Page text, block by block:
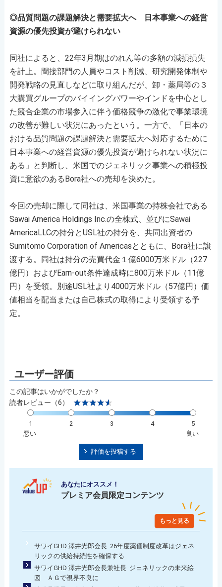
◎品質問題の課題解決と需要拡大へ 日本事業への経営
資源の優先投資が避けられない
同社によると、22年3月期はのれん等の多額の減損損失
を計上。間接部門の人員やコスト削減、研究開発体制や
開発戦略の見直しなどに取り組んだが、卸・薬局等の３
大購買グループのバイイングパワーやインドを中心とし
た競合企業の市場参入に伴う価格競争の激化で事業環境
の改善が難しい状況にあったという。一方で、「日本の
おける品質問題の課題解決と需要拡大へ対応するために
日本事業への経営資源の優先投資が避けられない状況に
ある」と判断し、米国でのジェネリック事業への積極投
資に意欲のあるBora社への売却を決めた。
今回の売却に際して同社は、米国事業の持株会社である
Sawai America Holdings Inc.の全株式、並びにSawai
AmericaLLCの持分とUSL社の持分を、共同出資者の
Sumitomo Corporation of Americasとともに、Bora社に譲
渡する。同社は持分の売買代金１億6000万米ドル（227
億円）およびEarn-out条件達成時に800万米ドル（11億
円）を受領。別途USL社より4000万米ドル（57億円）価
値相当を配当または自己株式の取得により受領する予
定。
この記事はいかがでしたか？
読者レビュー（6）
1 2 3 4
5
悪い
良い
評価を投稿する
あなたにオススメ！
プレミア会員限定コンテンツ
もっと見る
サワイGHD 澤井光郎会長 26年度薬価制度改革はジェネ
リックの供給持続性を確保する
サワイGHD 澤井光郎会長兼社長 ジェネリックの未来絵
図 ＡＧで視界不良に